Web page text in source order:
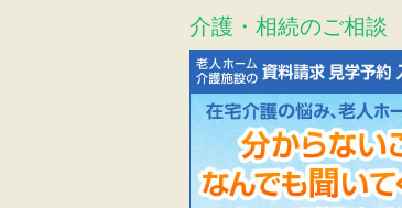
介護・相続のご相談